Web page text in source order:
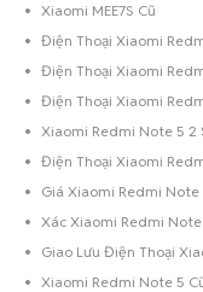
Xiaomi MEE7S Cũ
Xiaomi Redmi Note 5 2
Giá Xiaomi Redmi Note
Xác Xiaomi Redmi